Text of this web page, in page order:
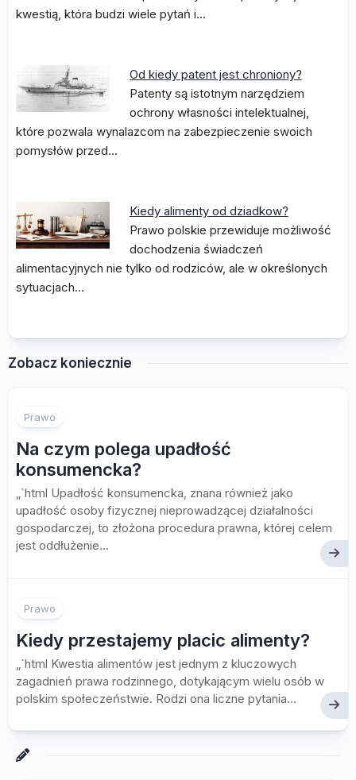
kwestią, która budzi wiele pytań i…
Od kiedy patent jest chroniony?
Patenty są istotnym narzędziem
ochrony własności intelektualnej,
które pozwala wynalazcom na zabezpieczenie swoich
pomysłów przed…
Kiedy alimenty od dziadkow?
Prawo polskie przewiduje możliwość
dochodzenia świadczeń
alimentacyjnych nie tylko od rodziców, ale w określonych
sytuacjach…
Zobacz koniecznie
Prawo
Na czym polega upadłość
konsumencka?
„`html Upadłość konsumencka, znana również jako
upadłość osoby fizycznej nieprowadzącej działalności
gospodarczej, to złożona procedura prawna, której celem
jest oddłużenie...
Prawo
Kiedy przestajemy placic alimenty?
„`html Kwestia alimentów jest jednym z kluczowych
zagadnień prawa rodzinnego, dotykającym wielu osób w
polskim społeczeństwie. Rodzi ona liczne pytania...